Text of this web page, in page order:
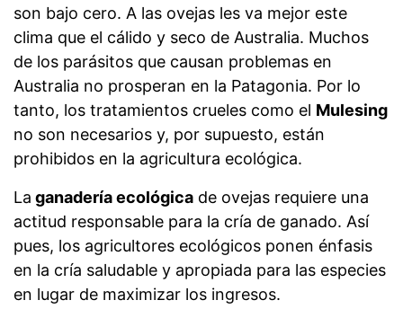
son bajo cero. A las ovejas les va mejor este
clima que el cálido y seco de Australia. Muchos
de los parásitos que causan problemas en
Australia no prosperan en la Patagonia. Por lo
tanto, los tratamientos crueles como el Mulesing
no son necesarios y, por supuesto, están
prohibidos en la agricultura ecológica.
La ganadería ecológica de ovejas requiere una
actitud responsable para la cría de ganado. Así
pues, los agricultores ecológicos ponen énfasis
en la cría saludable y apropiada para las especies
en lugar de maximizar los ingresos.